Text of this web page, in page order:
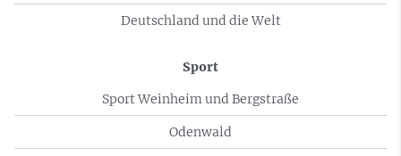
Deutschland und die Welt
Sport
Sport Weinheim und Bergstraße
Odenwald